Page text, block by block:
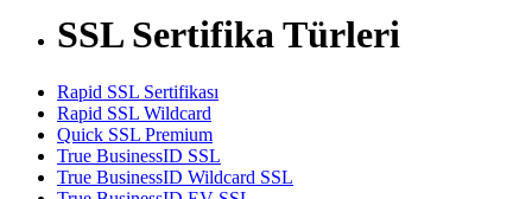
SSL Sertifika Türleri
Rapid SSL Sertifikası
Rapid SSL Wildcard
Quick SSL Premium
True BusinessID SSL
True BusinessID Wildcard SSL